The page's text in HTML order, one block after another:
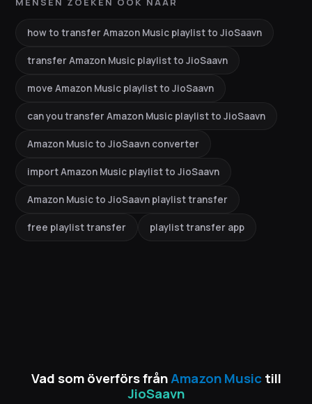
how to transfer Amazon Music playlist to JioSaavn
transfer Amazon Music playlist to JioSaavn
move Amazon Music playlist to JioSaavn
can you transfer Amazon Music playlist to JioSaavn
Amazon Music to JioSaavn converter
import Amazon Music playlist to JioSaavn
Amazon Music to JioSaavn playlist transfer
free playlist transfer playlist transfer app
Vad som överförs frånAmazon Music till
JioSaavn